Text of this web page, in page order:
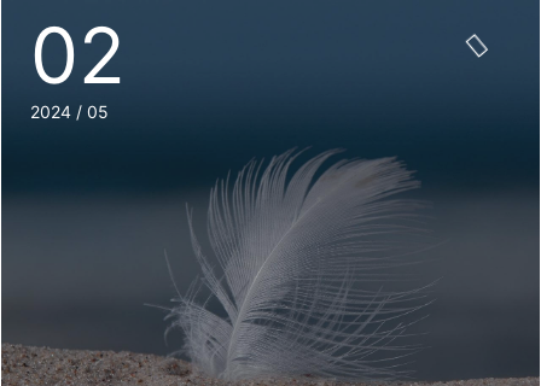
02
2024 / 05